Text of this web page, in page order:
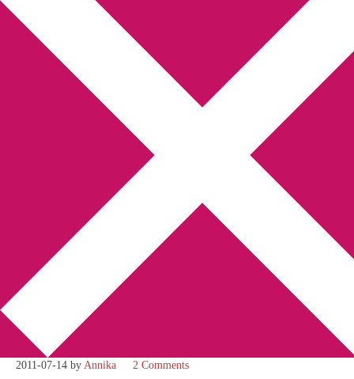
och kulturblogg
Deckare, kriminalromaner, thrillers
Hem Författarfemman
Webbshop Amazon
Bokbloggsjerka Bloggmaraton
Kriminalroman Min tv-blogg
You are here: Jo Nesbø / Ibland är jag glad över mitt
oändliga tålamod
Ibland är jag glad över mitt
oändliga tålamod
2011-07-14 by Annika 2 Comments